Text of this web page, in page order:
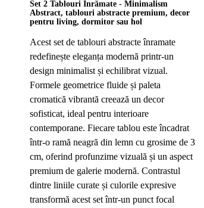
Set 2 Tablouri Înrămate - Minimalism
Abstract, tablouri abstracte premium, decor
pentru living, dormitor sau hol
Acest set de tablouri abstracte înramate
redefinește eleganța modernă printr-un
design minimalist și echilibrat vizual.
Formele geometrice fluide și paleta
cromatică vibrantă creează un decor
sofisticat, ideal pentru interioare
contemporane. Fiecare tablou este încadrat
într-o ramă neagră din lemn cu grosime de 3
cm, oferind profunzime vizuală și un aspect
premium de galerie modernă. Contrastul
dintre liniile curate și culorile expresive
transformă acest set într-un punct focal